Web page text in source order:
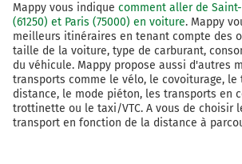
Continuer et rejoindre A13 E5.
kilomètres
A13
E5
A86
PARIS
Mappy vous indique comment aller de
(61250) et Paris (75000) en voiture. Mappy
meilleurs itinéraires en tenant compte des
taille de la voiture, type de carburant,
du véhicule. Mappy propose aussi d'autres
transports comme le vélo, le covoiturage, le
distance, le mode piéton, les transports en
trottinette ou le taxi/VTC. A vous de choisir
transport en fonction de la distance à